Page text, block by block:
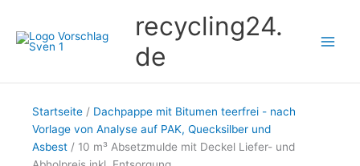
springen
recycling24.
de
Startseite / Dachpappe mit Bitumen teerfrei - nach
Vorlage von Analyse auf PAK, Quecksilber und
Asbest / 10 m³ Absetzmulde mit Deckel Liefer- und